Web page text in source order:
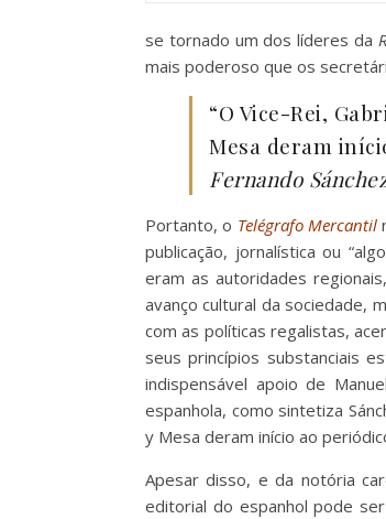
se tornado um dos líderes da
mais poderoso que os
“O Vice-Rei,
Mesa deram
Fernando
Portanto, o Telégrafo Mercantil
publicação, jornalística ou
eram as autoridades
avanço cultural da sociedade,
com as políticas regalistas,
seus princípios substanciais
indispensável apoio de
espanhola, como sintetiza
y Mesa deram início ao
Apesar disso, e da notória
editorial do espanhol pode